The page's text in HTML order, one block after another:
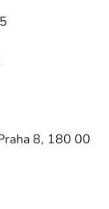
8, 180 00